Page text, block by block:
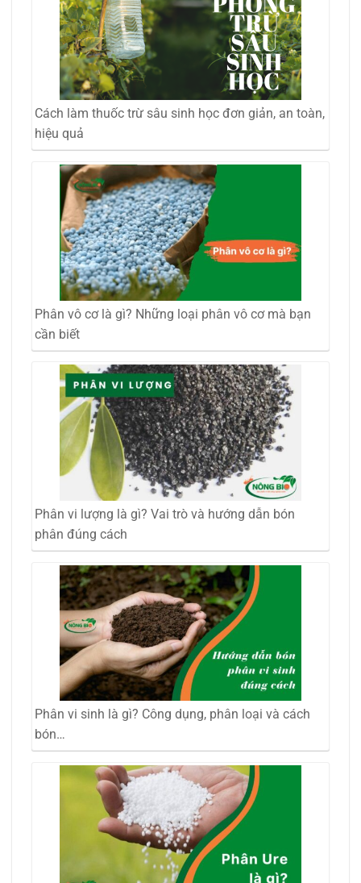
Cách làm thuốc trừ sâu sinh học đơn giản, an toàn,
hiệu quả
Phân vô cơ là gì? Những loại phân vô cơ mà bạn
cần biết
Phân vi lượng là gì? Vai trò và hướng dẫn bón
phân đúng cách
Phân vi sinh là gì? Công dụng, phân loại và cách
bón…